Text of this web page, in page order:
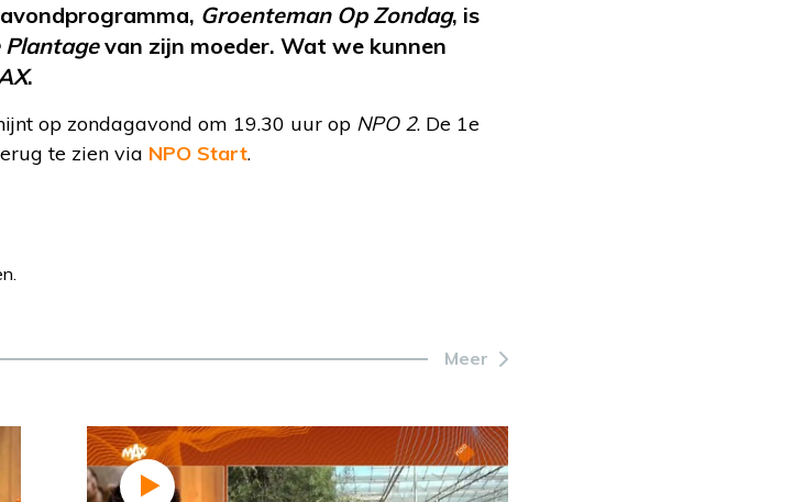
Groenteman Op Zondag, is
Plantagevan zijn moeder. Wat we kunnen
.
op zondagavond om 19.30 uur op NPO 2. De 1e
te zien via NPO Start.
Meer